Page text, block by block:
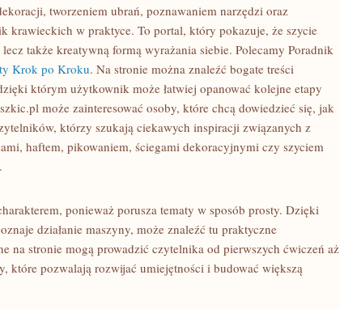
tworzeniem ubrań, poznawaniem narzędzi oraz
krawieckich w praktyce. To portal, który pokazuje, że szycie
także kreatywną formą wyrażania siebie. Polecamy Poradnik
Krok po Kroku. Na stronie można znaleźć bogate treści
którym użytkownik może łatwiej opanować kolejne etapy
może zainteresować osoby, które chcą dowiedzieć się, jak
którzy szukają ciekawych inspiracji związanych z
haftem, pikowaniem, ściegami dekoracyjnymi czy szyciem
ponieważ porusza tematy w sposób prosty. Dzięki
działanie maszyny, może znaleźć tu praktyczne
na stronie mogą prowadzić czytelnika od pierwszych ćwiczeń aż
które pozwalają rozwijać umiejętności i budować większą